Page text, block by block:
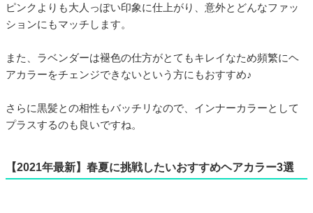
ピンクよりも大人っぽい印象に仕上がり、意外とどんなファッ
ションにもマッチします。
また、ラベンダーは褪色の仕方がとてもキレイなため頻繁にヘ
アカラーをチェンジできないという方にもおすすめ♪
さらに黒髪との相性もバッチリなので、インナーカラーとして
プラスするのも良いですね。
【2021年最新】春夏に挑戦したいおすすめヘアカラー3選